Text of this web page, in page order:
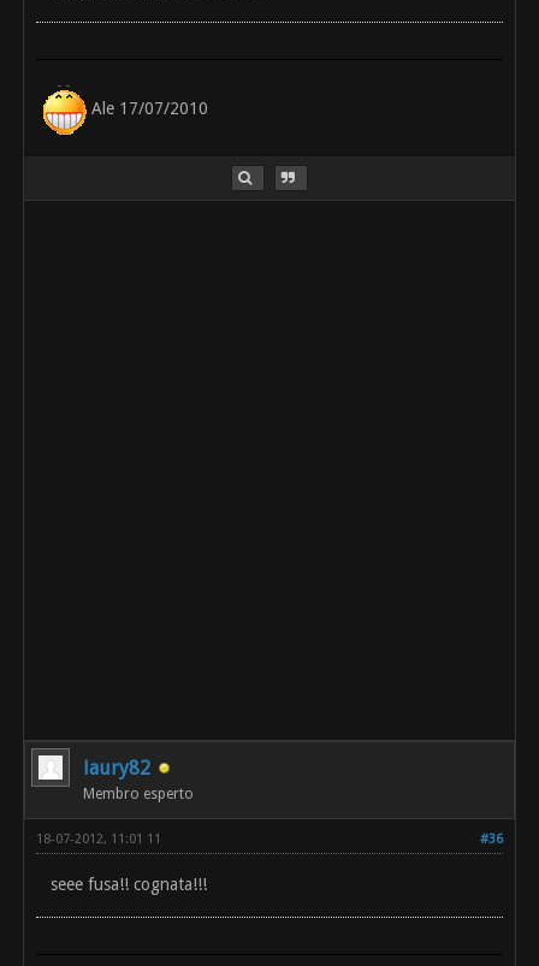
Ale 17/07/2010
laury82
Membro esperto
#36
18-07-2012, 11:01 11
seee fusa!! cognata!!!